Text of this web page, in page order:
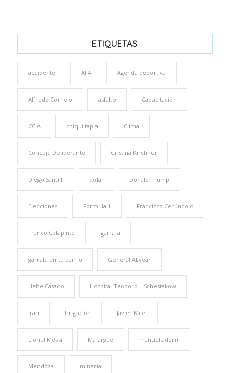
ETIQUETAS
accidente AFA Agenda deportiva
Alfredo Cornejo asfalto Capacitación
CCIA chiqui tapia Clima
Concejo Deliberante Cristina Kirchner
Diego Santilli dolar Donald Trump
Elecciones Formula 1 Francisco Cerúndolo
Franco Colapinto garrafa
garrafa en tu barrio General ALvear
Hebe Casado Hospital Teodoro J. Schestakow
Iran Irrigación Javier Milei
Lionel Messi Malargüe manuel adorni
Mendoza minería